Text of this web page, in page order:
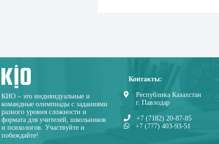
КИО – это индивидуальные и
командные олимпиады с заданиями
разного уровня сложности и
формата для учителей, школьников
и психологов. Участвуйте и
побеждайте!
Контакты:
Республика Казахстан
г. Павлодар
+7 (7182) 20-87-85
+7 (777) 403-93-51